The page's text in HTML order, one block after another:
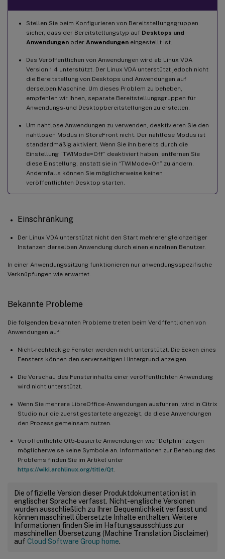
Stellen Sie beim Konfigurieren von Bereitstellungsgruppen
sicher, dass der Bereitstellungstyp auf Desktops und
Anwendungen oder Anwendungen eingestellt ist.
Das Veröffentlichen von Anwendungen wird ab Linux VDA
Version 1.4 unterstützt. Der Linux VDA unterstützt jedoch nicht
die Bereitstellung von Desktops und Anwendungen auf
derselben Maschine. Um dieses Problem zu beheben,
empfehlen wir Ihnen, separate Bereitstellungsgruppen für
Anwendungs- und Desktopbereitstellungen zu erstellen.
Um nahtlose Anwendungen zu verwenden, deaktivieren Sie den
nahtlosen Modus in StoreFront nicht. Der nahtlose Modus ist
standardmäßig aktiviert. Wenn Sie ihn bereits durch die
Einstellung “TWIMode=Off” deaktiviert haben, entfernen Sie
diese Einstellung, anstatt sie in “TWIMode=On” zu ändern.
Andernfalls können Sie möglicherweise keinen
veröffentlichten Desktop starten.
Einschränkung
Der Linux VDA unterstützt nicht den Start mehrerer gleichzeitiger
Instanzen derselben Anwendung durch einen einzelnen Benutzer.
In einer Anwendungssitzung funktionieren nur anwendungsspezifische
Verknüpfungen wie erwartet.
Bekannte Probleme
Die folgenden bekannten Probleme treten beim Veröffentlichen von
Anwendungen auf:
Nicht-rechteckige Fenster werden nicht unterstützt. Die Ecken eines
Fensters können den serverseitigen Hintergrund anzeigen.
Die Vorschau des Fensterinhalts einer veröffentlichten Anwendung
wird nicht unterstützt.
Wenn Sie mehrere LibreOffice-Anwendungen ausführen, wird in Citrix
Studio nur die zuerst gestartete angezeigt, da diese Anwendungen
den Prozess gemeinsam nutzen.
Veröffentlichte Qt5-basierte Anwendungen wie “Dolphin” zeigen
möglicherweise keine Symbole an. Informationen zur Behebung des
Problems finden Sie im Artikel unter
https://wiki.archlinux.org/title/Qt
Die offizielle Version dieser Produktdokumentation ist in
englischer Sprache verfasst. Nicht-englische Versionen
wurden ausschließlich zu Ihrer Bequemlichkeit verfasst und
können maschinell übersetzte Inhalte enthalten. Weitere
Informationen finden Sie im Haftungsausschluss zur
maschinellen Übersetzung (Machine Translation Disclaimer)
auf Cloud Software Group home.